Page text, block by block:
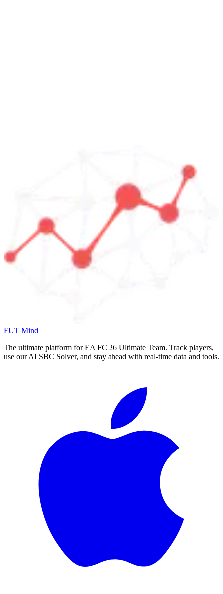
FUT Mind
The ultimate platform for EA FC 26 Ultimate Team. Track players,
use our AI SBC Solver, and stay ahead with real-time data and tools.